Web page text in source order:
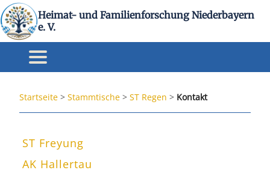
Heimat- und Familienforschung Niederbayern
e. V.
Startseite > Stammtische > ST Regen > Kontakt
ST Freyung
AK Hallertau